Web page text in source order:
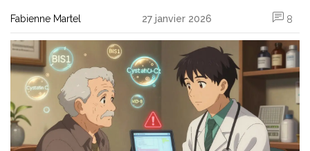
Fabienne Martel 27 janvier 2026 8